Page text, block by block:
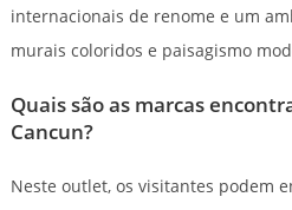
internacionais de renome e um
murais coloridos e paisagismo
Quais são as marcas
Cancun?
Neste outlet, os visitantes podem